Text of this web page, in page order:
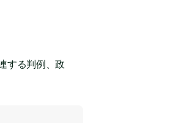
する判例、政